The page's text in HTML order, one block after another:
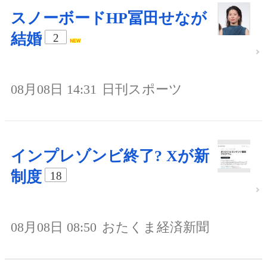
スノーボードHP冨田せなが
結婚
2
08月08日 14:31 日刊スポーツ
インプレゾンビ終了? Xが新
制度
18
08月08日 08:50 おたくま経済新聞